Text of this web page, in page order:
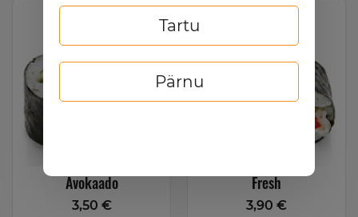
Tartu
Pärnu
Avokaado
3,50 €
Fresh
3,90 €